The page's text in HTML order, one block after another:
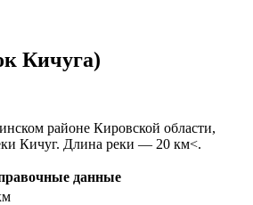
Кичуга)
районе Кировской области,
Кичуг. Длина реки — 20 км<.
данные